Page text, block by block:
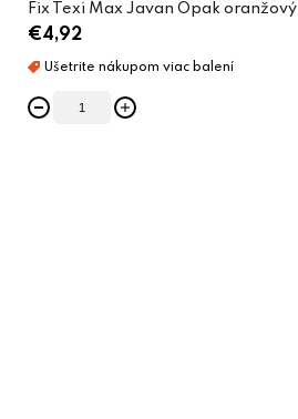
Fix Texi Max Javan Opak oranžový
€4,92